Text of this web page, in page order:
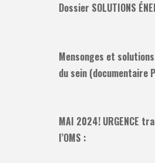
Dossier SOLUTIONS
Mensonges et
du sein (documentaire
MAI 2024! URGENCE
l’OMS :